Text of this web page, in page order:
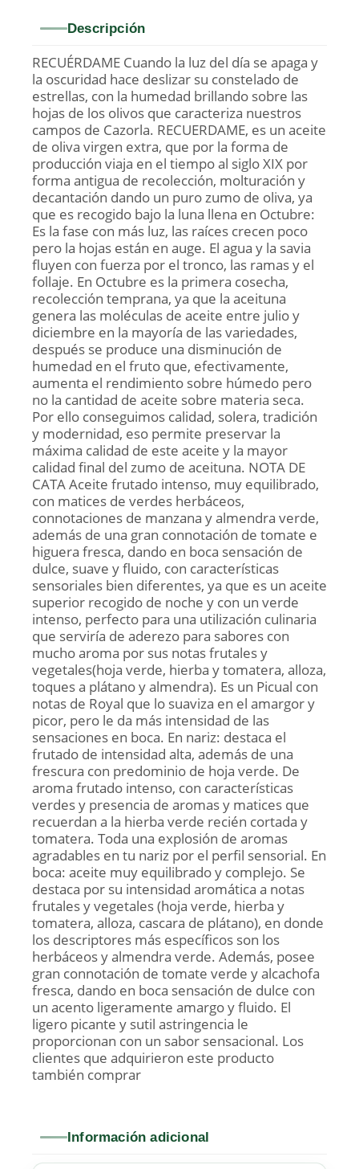
Descripción
RECUÉRDAME Cuando la luz del día se apaga y
la oscuridad hace deslizar su constelado de
estrellas, con la humedad brillando sobre las
hojas de los olivos que caracteriza nuestros
campos de Cazorla. RECUERDAME, es un aceite
de oliva virgen extra, que por la forma de
producción viaja en el tiempo al siglo XIX por
forma antigua de recolección, molturación y
decantación dando un puro zumo de oliva, ya
que es recogido bajo la luna llena en Octubre:
Es la fase con más luz, las raíces crecen poco
pero la hojas están en auge. El agua y la savia
fluyen con fuerza por el tronco, las ramas y el
follaje. En Octubre es la primera cosecha,
recolección temprana, ya que la aceituna
genera las moléculas de aceite entre julio y
diciembre en la mayoría de las variedades,
después se produce una disminución de
humedad en el fruto que, efectivamente,
aumenta el rendimiento sobre húmedo pero
no la cantidad de aceite sobre materia seca.
Por ello conseguimos calidad, solera, tradición
y modernidad, eso permite preservar la
máxima calidad de este aceite y la mayor
calidad final del zumo de aceituna. NOTA DE
CATA Aceite frutado intenso, muy equilibrado,
con matices de verdes herbáceos,
connotaciones de manzana y almendra verde,
además de una gran connotación de tomate e
higuera fresca, dando en boca sensación de
dulce, suave y fluido, con características
sensoriales bien diferentes, ya que es un aceite
superior recogido de noche y con un verde
intenso, perfecto para una utilización culinaria
que serviría de aderezo para sabores con
mucho aroma por sus notas frutales y
vegetales(hoja verde, hierba y tomatera, alloza,
toques a plátano y almendra). Es un Picual con
notas de Royal que lo suaviza en el amargor y
picor, pero le da más intensidad de las
sensaciones en boca. En nariz: destaca el
frutado de intensidad alta, además de una
frescura con predominio de hoja verde. De
aroma frutado intenso, con características
verdes y presencia de aromas y matices que
recuerdan a la hierba verde recién cortada y
tomatera. Toda una explosión de aromas
agradables en tu nariz por el perfil sensorial. En
boca: aceite muy equilibrado y complejo. Se
destaca por su intensidad aromática a notas
frutales y vegetales (hoja verde, hierba y
tomatera, alloza, cascara de plátano), en donde
los descriptores más específicos son los
herbáceos y almendra verde. Además, posee
gran connotación de tomate verde y alcachofa
fresca, dando en boca sensación de dulce con
un acento ligeramente amargo y fluido. El
ligero picante y sutil astringencia le
proporcionan con un sabor sensacional. Los
clientes que adquirieron este producto
también comprar
Información adicional